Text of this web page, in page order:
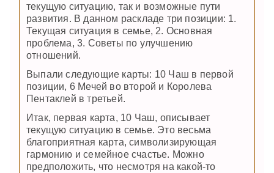
текущую ситуацию, так и возможные пути
развития. В данном раскладе три позиции: 1.
Текущая ситуация в семье, 2. Основная
проблема, 3. Советы по улучшению
отношений.
Выпали следующие карты: 10 Чаш в первой
позиции, 6 Мечей во второй и Королева
Пентаклей в третьей.
Итак, первая карта, 10 Чаш, описывает
текущую ситуацию в семье. Это весьма
благоприятная карта, символизирующая
гармонию и семейное счастье. Можно
предположить, что несмотря на какой-то